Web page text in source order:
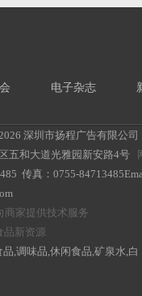
电子杂志
深圳市扬程广告有限公
五和大道光雅园新安路4号
传真：0755-
商家提供技术服务
品新资源
,调味品,休闲食品,矿泉水,白